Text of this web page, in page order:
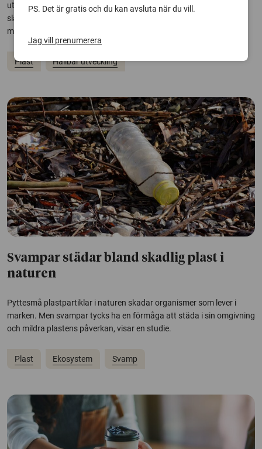
utsläpp av mikroplaster, enligt en studie från VTI. Hur mycket som
släpps ut är oklart, men forskare bedömer att det rör sig om stora
mängder.
Plast Hållbar utveckling
Svampar städar bland skadlig plast i
naturen
Pyttesmå plastpartiklar i naturen skadar organismer som lever i
marken. Men svampar tycks ha en förmåga att städa i sin omgivning
och mildra plastens påverkan, visar en studie.
Plast Ekosystem Svamp
PS. Det är gratis och du kan avsluta när du vill.
Jag vill prenumerera